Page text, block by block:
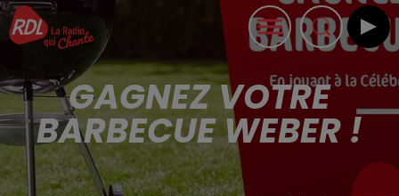
GAGNEZ VOTRE
BARBECUE WEBER !